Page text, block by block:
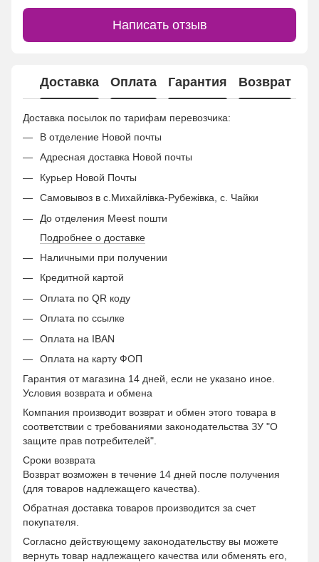
Написать отзыв
Доставка Оплата Гарантия Возврат
Доставка посылок по тарифам перевозчика:
В отделение Новой почты
Адресная доставка Новой почты
Курьер Новой Почты
Самовывоз в с.Михайлівка-Рубежівка, с. Чайки
До отделения Meest пошти
Подробнее о доставке
Наличными при получении
Кредитной картой
Оплата по QR коду
Оплата по ссылке
Оплата на IBAN
Оплата на карту ФОП
Гарантия от магазина 14 дней, если не указано иное.
Условия возврата и обмена
Компания производит возврат и обмен этого товара в
соответствии с требованиями законодательства ЗУ "О
защите прав потребителей".
Сроки возврата
Возврат возможен в течение 14 дней после получения
(для товаров надлежащего качества).
Обратная доставка товаров производится за счет
покупателя.
Согласно действующему законодательству вы можете
вернуть товар надлежащего качества или обменять его,